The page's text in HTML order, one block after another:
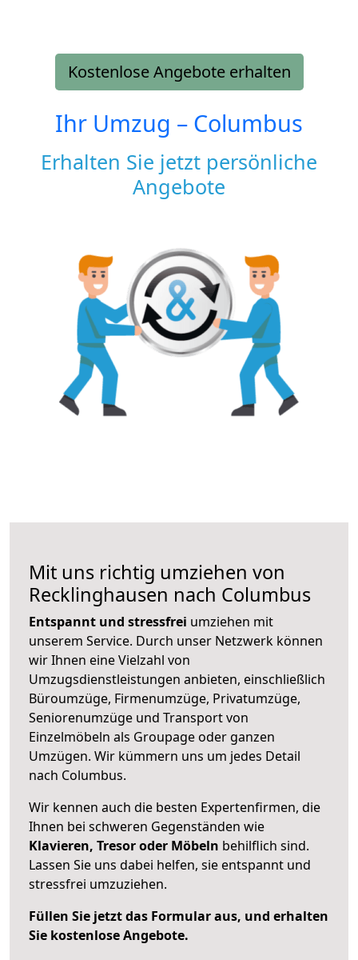
Kostenlose Angebote erhalten
Ihr Umzug – Columbus
Erhalten Sie jetzt persönliche
Angebote
Mit uns richtig umziehen von
Recklinghausen nach Columbus
Entspannt und stressfrei umziehen mit
unserem Service. Durch unser Netzwerk können
wir Ihnen eine Vielzahl von
Umzugsdienstleistungen anbieten, einschließlich
Büroumzüge, Firmenumzüge, Privatumzüge,
Seniorenumzüge und Transport von
Einzelmöbeln als Groupage oder ganzen
Umzügen. Wir kümmern uns um jedes Detail
nach Columbus.
Wir kennen auch die besten Expertenfirmen, die
Ihnen bei schweren Gegenständen wie
Klavieren, Tresor oder Möbeln behilflich sind.
Lassen Sie uns dabei helfen, sie entspannt und
stressfrei umzuziehen.
Füllen Sie jetzt das Formular aus, und erhalten
Sie kostenlose Angebote.